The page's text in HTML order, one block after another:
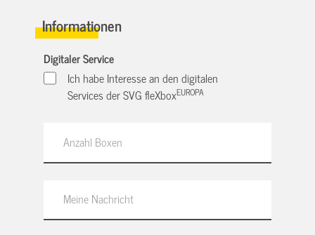
Informationen
Digitaler Service
Ich habe Interesse an den digitalen
Services der SVG fleXboxEUROPA